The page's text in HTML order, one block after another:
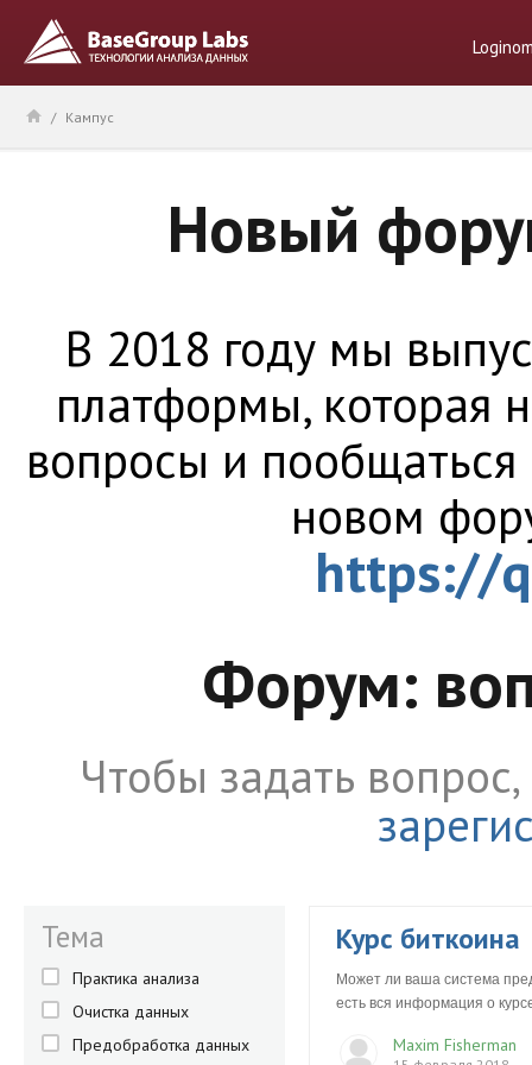
/ Кампус
Новый
В 2018 году мы
платформы, которая
вопросы и
новом
https://
Форум:
Чтобы задать
Тема
Практика анализа
Очистка данных
Предобработка данных
Курс биткоина
Может ли ваша система
есть вся информация о
Maxim Fisherman